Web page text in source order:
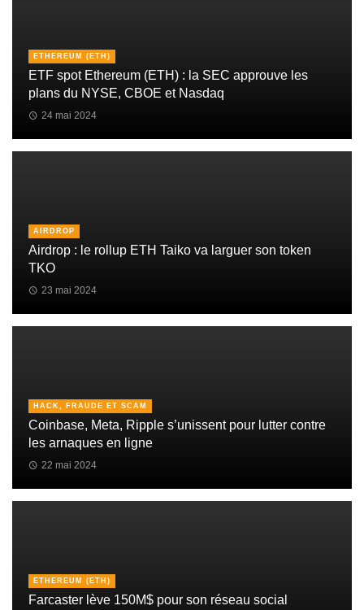
ETHEREUM (ETH)
ETF spot Ethereum (ETH) : la SEC approuve les
plans du NYSE, CBOE et Nasdaq
24 mai 2024
AIRDROP
Airdrop : le rollup ETH Taiko va larguer son token
TKO
23 mai 2024
HACK, FRAUDE ET SCAM
Coinbase, Meta, Ripple s’unissent pour lutter contre
les arnaques en ligne
22 mai 2024
ETHEREUM (ETH)
Farcaster lève 150M$ pour son réseau social